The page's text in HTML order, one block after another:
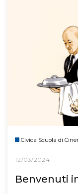
Civica Scuola di
12/03/2024
Benvenuti